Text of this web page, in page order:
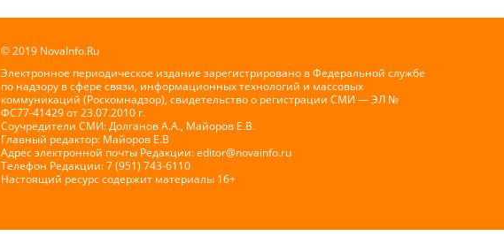
© 2019 NovaInfo.Ru
Электронное периодическое издание зарегистрировано в Федеральной службе
по надзору в сфере связи, информационных технологий и массовых
коммуникаций (Роскомнадзор), свидетельство о регистрации СМИ — ЭЛ №
ФС77-41429 от 23.07.2010 г.
Соучредители СМИ: Долганов А.А., Майоров Е.В.
Главный редактор: Майоров Е.В
Адрес электронной почты Редакции:editor@novainfo.ru
Телефон Редакции: 7 (951) 743-6110
Настоящий ресурс содержит материалы 16+